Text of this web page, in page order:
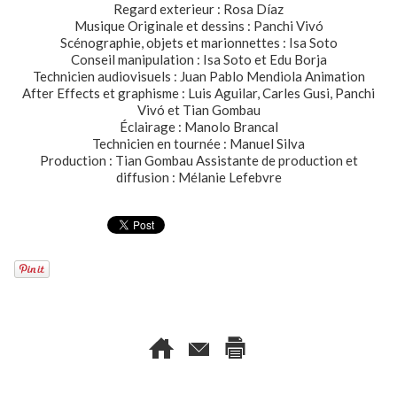
Regard exterieur : Rosa Díaz
Musique Originale et dessins : Panchi Vivó
Scénographie, objets et marionnettes : Isa Soto
Conseil manipulation : Isa Soto et Edu Borja
Technicien audiovisuels : Juan Pablo Mendiola Animation
After Effects et graphisme : Luis Aguilar, Carles Gusi, Panchi
Vivó et Tian Gombau
Éclairage : Manolo Brancal
Technicien en tournée : Manuel Silva
Production : Tian Gombau Assistante de production et
diffusion : Mélanie Lefebvre